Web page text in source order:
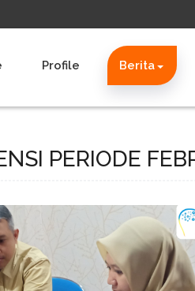
Profile Berita
PERIODE